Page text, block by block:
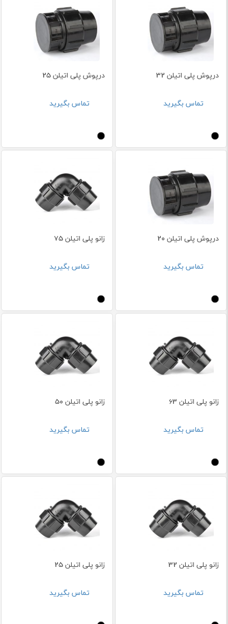
درپوش پلی اتیلن 32
تماس بگیرید
درپوش پلی اتیلن 25
تماس بگیرید
درپوش پلی اتیلن 20
تماس بگیرید
زانو پلی اتیلن 75
تماس بگیرید
زانو پلی اتیلن 63
تماس بگیرید
زانو پلی اتیلن 50
تماس بگیرید
زانو پلی اتیلن 32
تماس بگیرید
زانو پلی اتیلن 25
تماس بگیرید